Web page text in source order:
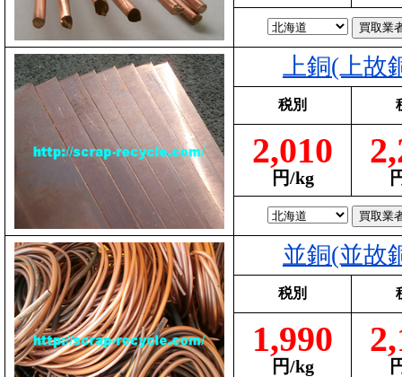
上銅(上故
税別
2,010
円/kg
並銅(並故
税別
1,990
円/kg